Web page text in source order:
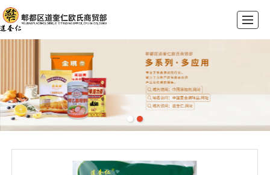
公司介绍 产品展示 新闻动态 联系我们